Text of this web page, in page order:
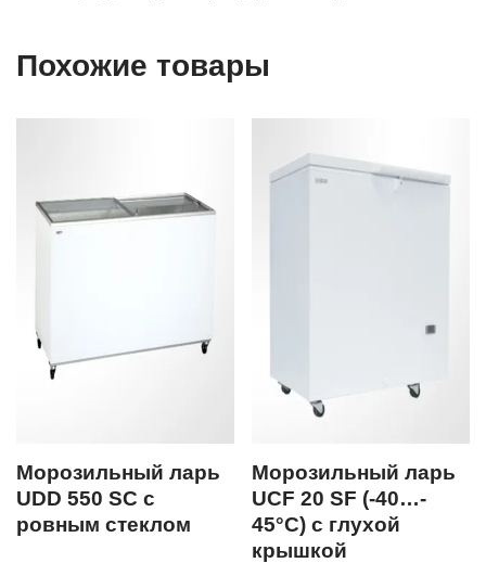
Похожие товары
Морозильный ларь
UDD 550 SC с
ровным стеклом
Морозильный ларь
UCF 20 SF (-40…-
45°С) с глухой
крышкой